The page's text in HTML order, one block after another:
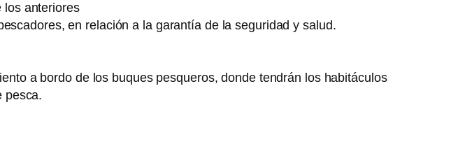
los anteriores
en relación a la garantía de la seguridad y salud.
a bordo de los buques pesqueros, donde tendrán los habitáculos
pesca.